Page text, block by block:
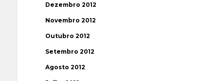
Dezembro 2012
Novembro 2012
Outubro 2012
Setembro 2012
Agosto 2012